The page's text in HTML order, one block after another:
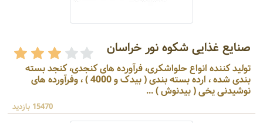
صنایع غذایی شکوه نور خراسان
تولید کننده انواع حلواشکری، فرآورده های کنجدی، کنجد بسته
بندی شده ، ارده بسته بندی ( بیدک و 4000 ) ، وفرآورده های
نوشیدنی یخی ( بیدنوش ) ...
15470 بازدید